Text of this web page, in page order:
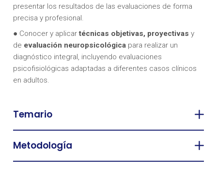
presentar los resultados de las evaluaciones de forma
precisa y profesional.
● Conocer y aplicartécnicas objetivas, proyectivas y
de evaluación neuropsicológicapara realizar un
diagnóstico integral, incluyendo evaluaciones
psicofisiológicas adaptadas a diferentes casos clínicos
en adultos.
Temario
Metodología